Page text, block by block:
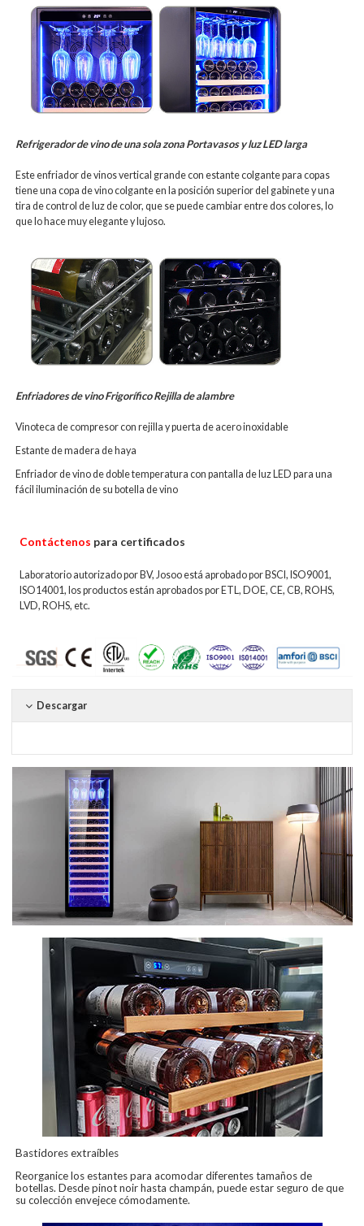
Refrigerador de vino de una sola zonaPortavasos y luz LED larga
Esteenfriador de vinos vertical grande con estante colgante para copas
tiene una copa de vino colgante en la posición superior del gabinete y una
tira de control de luz de color, que se puede cambiar entre dos colores, lo
que lo hace muy elegante y lujoso.
Enfriadores de vino Frigorífico Rejilla de alambre
Vinoteca de compresor con rejilla y puerta de acero inoxidable
Estante de madera de haya
Enfriador de vino de doble temperatura con pantalla de luz LED para una
fácil iluminación de su botella de vino
Contáctenos para certificados
Laboratorio autorizado por BV, Josoo está aprobado por BSCI, ISO9001,
ISO14001, los productos están aprobados por ETL, DOE, CE, CB, ROHS,
LVD, ROHS, etc.
Descargar
Bastidores extraíbles
Reorganice los estantes para acomodar diferentes tamaños de
botellas. Desde pinot noir hasta champán, puede estar seguro de que
su colección envejece cómodamente.